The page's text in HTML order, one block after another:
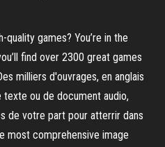
games? You’re in the
find over 2300 great games
milliers d'ouvrages, en anglais
ou de document audio,
de votre part pour atterrir dans
most comprehensive image